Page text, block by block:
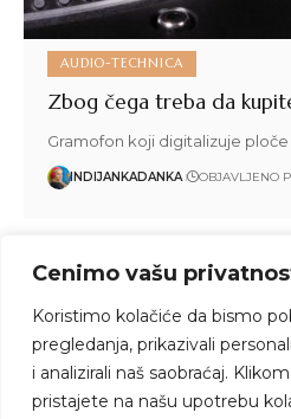
Cenimo vašu
Koristimo kolačiće da bismo
pregledanja, prikazivali
i analizirali naš saobraćaj.
pristajete na našu upotrebu
AUDIO-TECHNICA
Zbog čega treba da
Gramofon koji digitalizuje ploče
INDIJANKADANKA OBJAVLJENO
1 2